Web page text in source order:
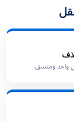
واحد ومتسق.